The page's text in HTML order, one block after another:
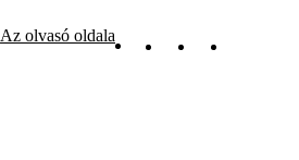
Az olvasó oldala